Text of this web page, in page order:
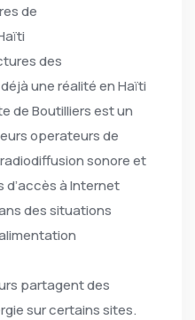
de
des
une réalité en Haïti
de Boutilliers est un
operateurs de
sonore et
d’accès à Internet
des situations
partagent des
sur certains sites.